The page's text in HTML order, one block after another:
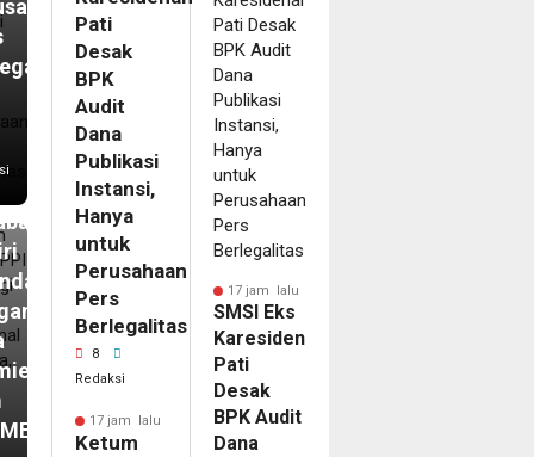
Pati
Desak
BPK
Audit
Dana
Publikasi
Instansi,
Hanya
untuk
Perusahaan
Pers
Berlegalitas
8
Redaksi
17 jam lalu
Ketum
17 jam lalu
SMSI Eks
Karesidenan
Pati
Desak
BPK Audit
Dana